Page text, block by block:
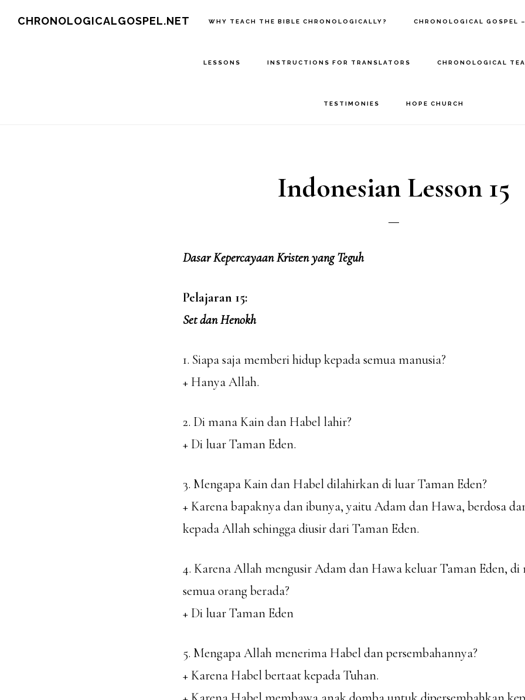
CHRONOLOGICALGOSPEL.NET WHY TEACH THE BIBLE CHRONOLOGICALLY? CHRONOLOGICAL GOSPEL
LESSONS INSTRUCTIONS FOR TRANSLATORS CHRONOLOGICAL
TESTIMONIES HOPE CHURCH
Indonesian Lesson 15
Dasar Kepercayaan Kristen yang Teguh
Pelajaran 15:
Set dan Henokh
1. Siapa saja memberi hidup kepada semua manusia?
+ Hanya Allah.
2. Di mana Kain dan Habel lahir?
+ Di luar Taman Eden.
3. Mengapa Kain dan Habel dilahirkan di luar Taman Eden?
+ Karena bapaknya dan ibunya, yaitu Adam dan Hawa, berdosa
kepada Allah sehingga diusir dari Taman Eden.
4. Karena Allah mengusir Adam dan Hawa keluar Taman Eden, di
semua orang berada?
+ Di luar Taman Eden
5. Mengapa Allah menerima Habel dan persembahannya?
+ Karena Habel bertaat kepada Tuhan.